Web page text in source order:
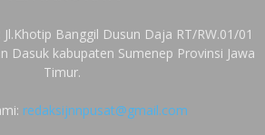
Banggil Dusun Daja RT/RW.01/01
Dasuk kabupaten Sumenep Provinsi Jawa
Timur.
redaksijnnpusat@gmail.com